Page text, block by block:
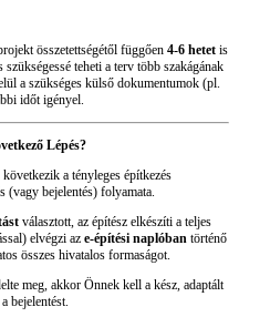
összetettségétől függően 4-6 hetet is
teheti a terv több szakágának
a szükséges külső dokumentumok (pl.
időt igényel.
Lépés?
a tényleges építkezés
(vagy bejelentés) folyamata.
választott, az építész elkészíti a teljes
elvégzi az e-építési naplóban történő
összes hivatalos formaságot.
meg, akkor Önnek kell a kész, adaptált
bejelentést.